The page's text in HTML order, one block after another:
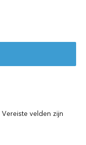
Vereiste velden zijn